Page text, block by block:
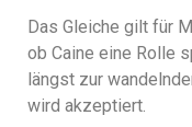
Das Gleiche gilt für
ob Caine eine Rolle
längst zur
wird akzeptiert.